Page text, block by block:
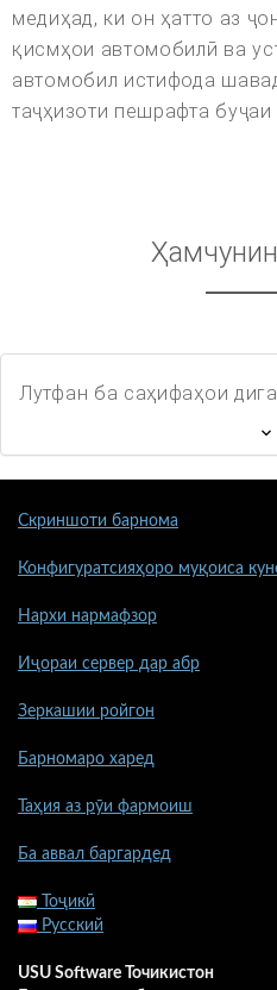
медиҳад, ки он ҳатто аз
қисмҳои автомобилӣ ва
автомобил истифода
таҷҳизоти пешрафта
Лутфан ба саҳифаҳои
Скриншоти барнома
Конфигуратсияҳоро муқоиса
Нархи нармафзор
Иҷораи сервер дар абр
Зеркашии ройгон
Барномаро харед
Таҳия аз рӯи фармоиш
Ба аввал баргардед
Тоҷикӣ
Русский
USU Software Точикистон